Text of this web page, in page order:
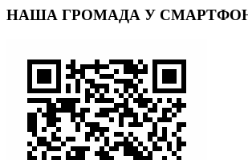
НАША ГРОМАДА У